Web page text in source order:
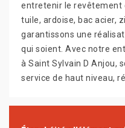
entretenir le revêtement
tuile, ardoise, bac acier,
garantissons une
qui soient. Avec notre
à Saint Sylvain D Anjou,
service de haut niveau,